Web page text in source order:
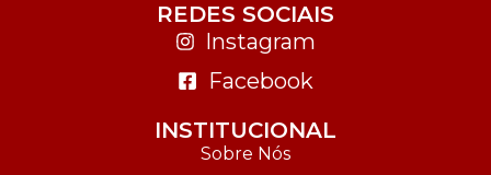
REDES SOCIAIS
Instagram
Facebook
INSTITUCIONAL
Sobre Nós